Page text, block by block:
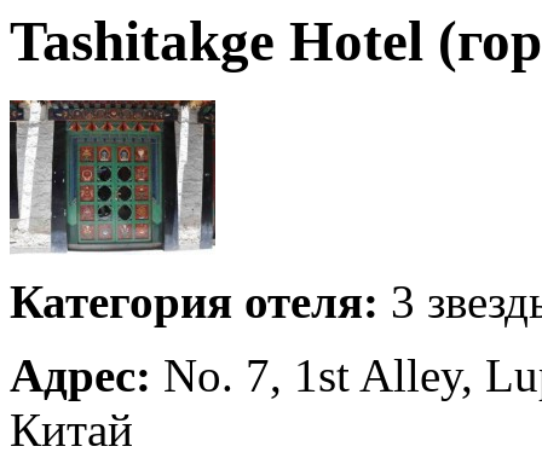
Tashitakge Hotel
Категория отеля: 3
Адрес: No. 7, 1st Alley,
Китай